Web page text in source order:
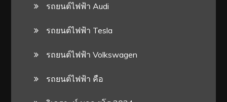
รถยนต์ไฟฟ้า Audi
รถยนต์ไฟฟ้า Tesla
รถยนต์ไฟฟ้า Volkswagen
รถยนต์ไฟฟ้า คือ